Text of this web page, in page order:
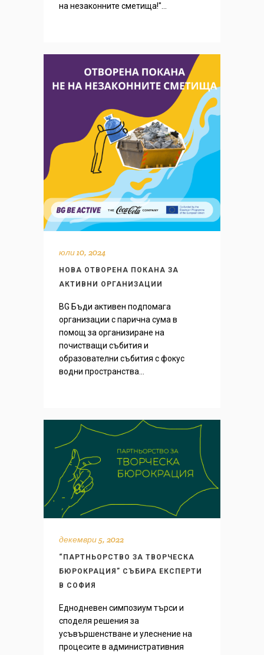
на незаконните сметища!"...
юли 10, 2024
НОВА ОТВОРЕНА ПОКАНА ЗА
АКТИВНИ ОРГАНИЗАЦИИ
BG Бъди активен подпомага
организации с парична сума в
помощ за организиране на
почистващи събития и
образователни събития с фокус
водни пространства...
декември 5, 2022
“ПАРТНЬОРСТВО ЗА ТВОРЧЕСКА
БЮРОКРАЦИЯ” СЪБИРА ЕКСПЕРТИ
В СОФИЯ
Еднодневен симпозиум търси и
споделя решения за
усъвършенстване и улеснение на
процесите в административния